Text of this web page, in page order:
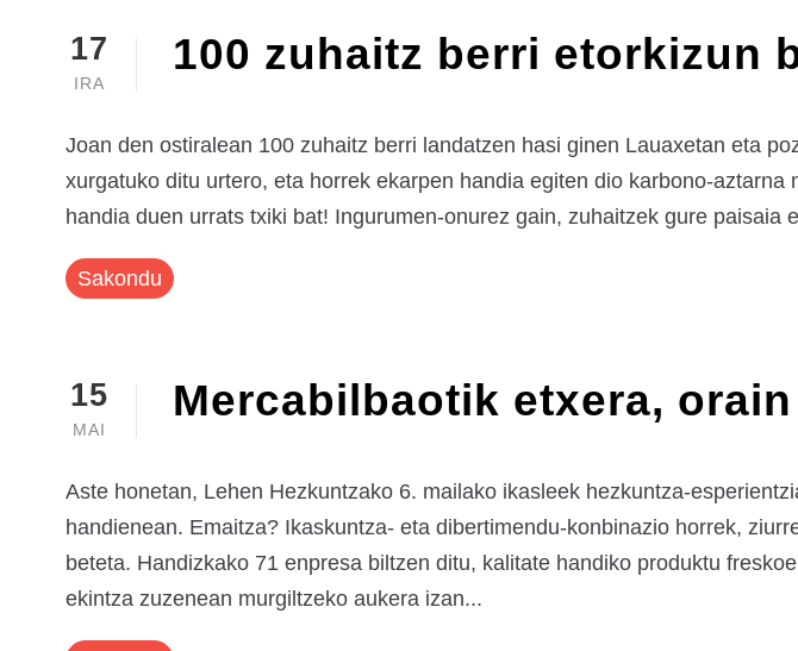
17
IRA
100 zuhaitz berri etorkizun
Joan den ostiralean 100 zuhaitz berri landatzen hasi ginen Lauaxetan eta
xurgatuko ditu urtero, eta horrek ekarpen handia egiten dio karbono-
handia duen urrats txiki bat! Ingurumen-onurez gain, zuhaitzek gure
Sakondu
15
MAI
Mercabilbaotik etxera,
Aste honetan, Lehen Hezkuntzako 6. mailako ikasleek hezkuntza-
handienean. Emaitza? Ikaskuntza- eta dibertimendu-konbinazio horrek,
beteta. Handizkako 71 enpresa biltzen ditu, kalitate handiko produktu
ekintza zuzenean murgiltzeko aukera izan...